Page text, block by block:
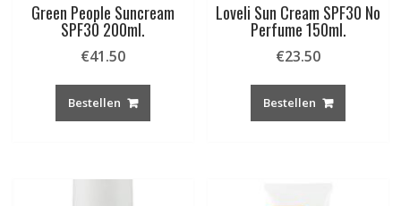
Green People Suncream
SPF30 200ml.
€41.50
Bestellen
Loveli Sun Cream SPF30 No
Perfume 150ml.
€23.50
Bestellen